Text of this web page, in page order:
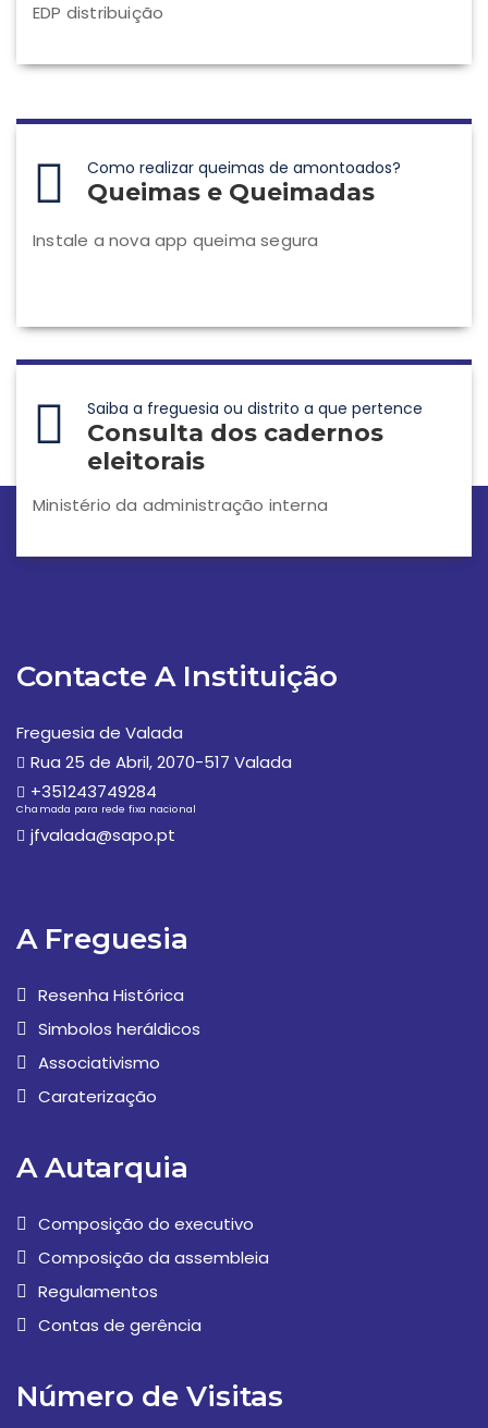
EDP distribuição
Como realizar queimas de amontoados?
Queimas e Queimadas
Instale a nova app queima segura
Saiba a freguesia ou distrito a que pertence
Consulta dos cadernos
eleitorais
Ministério da administração interna
Contacte A Instituição
Freguesia de Valada
Rua 25 de Abril, 2070-517 Valada
+351243749284
Chamada para rede fixa nacional
jfvalada@sapo.pt
A Freguesia
Resenha Histórica
Simbolos heráldicos
Associativismo
Caraterização
A Autarquia
Composição do executivo
Composição da assembleia
Regulamentos
Contas de gerência
Número de Visitas